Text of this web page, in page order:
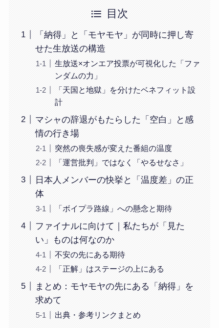
目次
「納得」と「モヤモヤ」が同時に押し寄
せた生放送の構造
生放送×オンエア投票が可視化した「ファ
ンダムの力」
「天国と地獄」を分けたベネフィット設
計
マシャの辞退がもたらした「空白」と感
情の行き場
突然の喪失感が変えた番組の温度
「運営批判」ではなく「やるせなさ」
日本人メンバーの快挙と「温度差」の正
体
「ボイプラ路線」への懸念と期待
ファイナルに向けて｜私たちが「見た
い」ものは何なのか
不安の先にある期待
「正解」はステージの上にある
まとめ：モヤモヤの先にある「納得」を
求めて
出典・参考リンクまとめ